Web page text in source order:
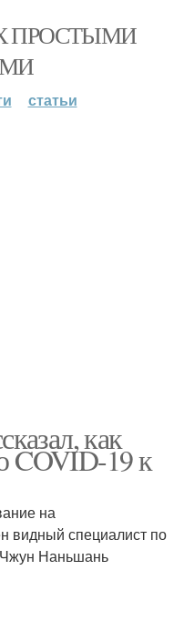
ПРОСТЫМИ
статьи
как
COVID-19 к
на
видный специалист по
Наньшань